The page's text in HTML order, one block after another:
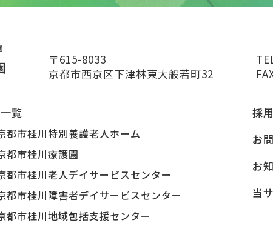
〒615-8033
京都市西京区下津林東大般若町32
覧
都市桂川特別養護老人ホーム
都市桂川療護園
都市桂川老人デイサービスセンター
都市桂川障害者デイサービスセンター
都市桂川地域包括支援センター
採
お
お
当